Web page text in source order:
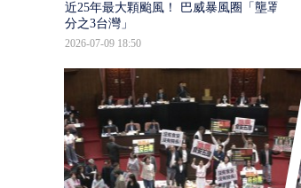
近25年最大顆颱風！ 巴威暴風圈「壟罩4
分之3台灣」
2026-07-09 18:50